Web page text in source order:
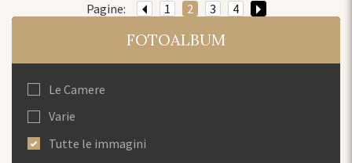
Pagine: 1 2 3 4
FOTOALBUM
Le Camere
Varie
Tutte le immagini